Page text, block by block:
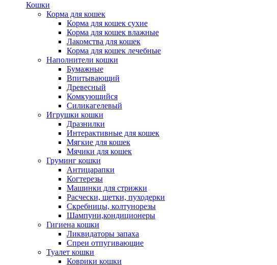
Кошки
Корма для кошек
Корма для кошек сухие
Корма для кошек влажные
Лакомства для кошек
Корма для кошек лечебные
Наполнители кошки
Бумажные
Впитывающий
Древесный
Комкующийся
Силикагелевый
Игрушки кошки
Дразнилки
Интерактивные для кошек
Мягкие для кошек
Мячики для кошек
Груминг кошки
Антицарапки
Когтерезы
Машинки для стрижки
Расчески, щетки, пуходерки
Скребницы, колтунорезы
Шампуни,кондиционеры
Гигиена кошки
Ликвидаторы запаха
Спреи отпугивающие
Туалет кошки
Коврики кошки